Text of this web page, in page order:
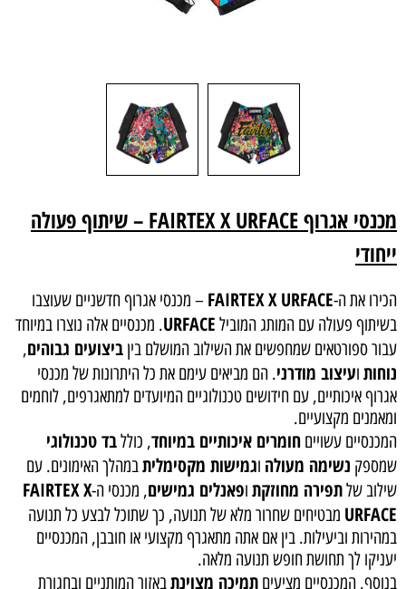
מכנסי אגרוף FAIRTEX X URFACE – שיתוף פעולה
ייחודי
הכירו את ה-FAIRTEX X URFACE – מכנסי אגרוף חדשניים שעוצבו
בשיתוף פעולה עם המותג המוביל URFACE. מכנסיים אלה נוצרו במיוחד
עבור ספורטאים שמחפשים את השילוב המושלם בין ביצועים גבוהים,
נוחות ועיצוב מודרני. הם מביאים עימם את כל היתרונות של מכנסי
אגרוף איכותיים, עם חידושים טכנולוגיים המיועדים למתאגרפים, לוחמים
ומאמנים מקצועיים.
המכנסיים עשויים חומרים איכותיים במיוחד, כוללבד טכנולוגי
שמספק נשימה מעולה וגמישות מקסימליתבמהלך האימונים. עם
שילוב שלתפירה מחוזקת ופאנלים גמישים, מכנסי ה-FAIRTEX X
URFACE מבטיחים שחרור מלא של תנועה, כך שתוכל לבצע כל תנועה
במהירות וביעילות. בין אם אתה מתאגרף מקצועי או חובבן, המכנסיים
יעניקו לך תחושת חופש תנועה מלאה.
בנוסף, המכנסיים מציעים תמיכה מצוינתבאזור המותניים ובחגורת